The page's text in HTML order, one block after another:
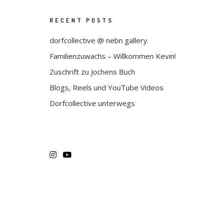
RECENT POSTS
dorfcollective @ nebn gallery
Familienzuwachs – Willkommen Kevin!
Zuschrift zu Jochens Buch
Blogs, Reels und YouTube Videos
Dorfcollective unterwegs